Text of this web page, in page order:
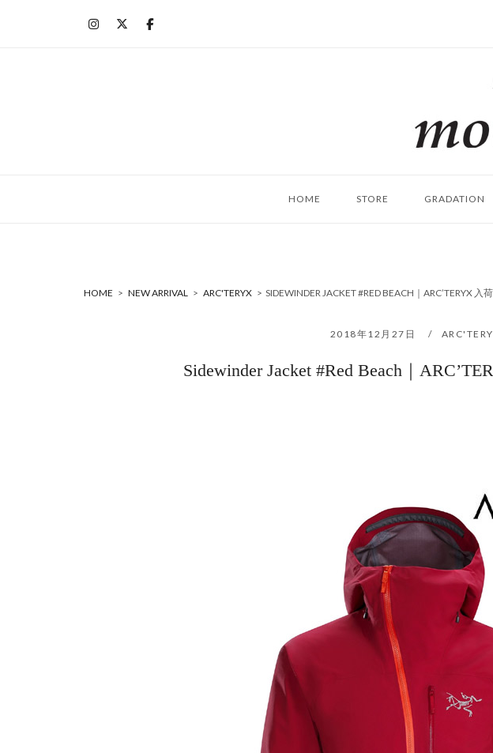
HOME STORE GRADATION
HOME > NEW ARRIVAL > ARC'TERYX > SIDEWINDER JACKET #RED BEACH｜ARC’TERYX 入
2018年12月27日
Sidewinder Jacket #Red Beach｜